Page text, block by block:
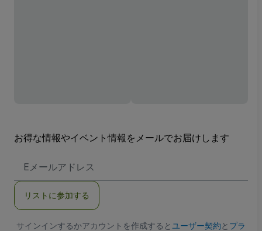
お得な情報やイベント情報をメールでお届けします
メ
ア
ス
リストに参加する
サインインするかアカウントを作成すると ユーザー契約と プラ